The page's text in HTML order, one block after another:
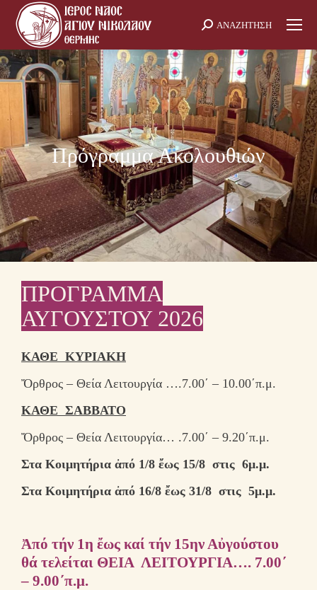
Search:
ΑΝΑΖΗΤΗΣΗ
Πρόγραμμα Ακολουθιών
ΠΡΟΓΡΑΜΜΑ
ΑΥΓΟΥΣΤΟΥ 2026
ΚΑΘΕ ΚΥΡΙΑΚΗ
Ὄρθρος – Θεία Λειτουργία ….7.00΄ – 10.00΄π.μ.
ΚΑΘΕ ΣΑΒΒΑΤΟ
Ὄρθρος – Θεία Λειτουργία… .7.00΄ – 9.20΄π.μ.
Στα Κοιμητήρια ἀπό 1/8 ἔως 15/8 στις 6μ.μ.
Στα Κοιμητήρια ἀπό 16/8 ἔως 31/8 στις 5μ.μ.
Ἀπό τήν 1η ἔως καί τήν 15ην Αὐγούστου
θά τελείται ΘΕΙΑ ΛΕΙΤΟΥΡΓΙΑ…. 7.00΄
– 9.00΄π.μ.